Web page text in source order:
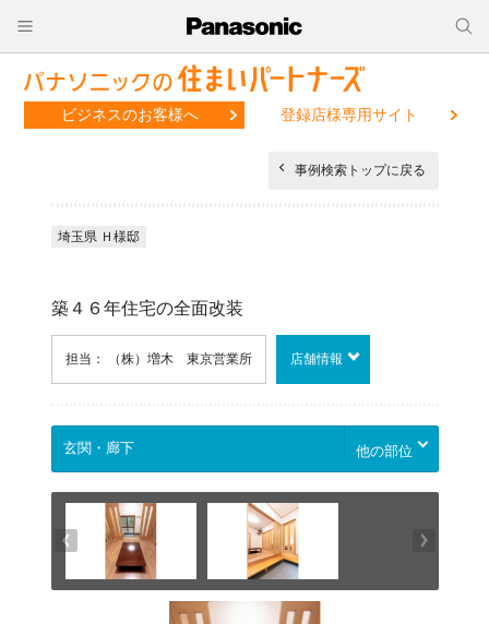
ビジネスのお客様へ 登録店様専用サイト
事例検索トップに戻る
埼玉県 Ｈ様邸
築４６年住宅の全面改装
担当： （株）増木 東京営業所 店舗情報
他の部位